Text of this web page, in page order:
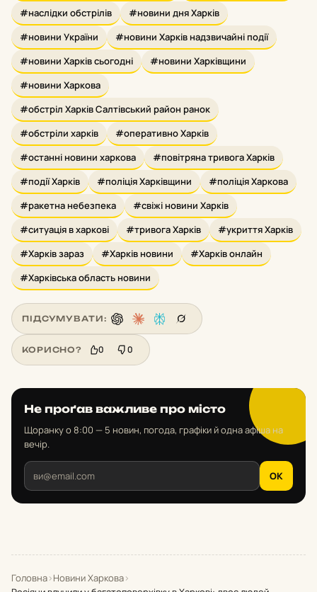
#наслідки обстрілів
#новини дня Харків
#новини України
#новини Харків надзвичайні події
#новини Харків сьогодні
#новини Харківщини
#новини Харкова
#обстріл Харків Салтівський район ранок
#обстріли харків
#оперативно Харків
#останні новини харкова
#повітряна тривога Харків
#події Харків
#поліція Харківщини
#поліція Харкова
#ракетна небезпека
#свіжі новини Харків
#ситуація в харкові
#тривога Харків
#укриття Харків
#Харків зараз
#Харків новини
#Харків онлайн
#Харківська область новини
ПІДСУМУВАТИ:
КОРИСНО? 0 0
Не проґав важливе про місто
Щоранку о 8:00 — 5 новин, погода, графіки й одна афіша на
вечір.
OK
Головна›Новини Харкова›